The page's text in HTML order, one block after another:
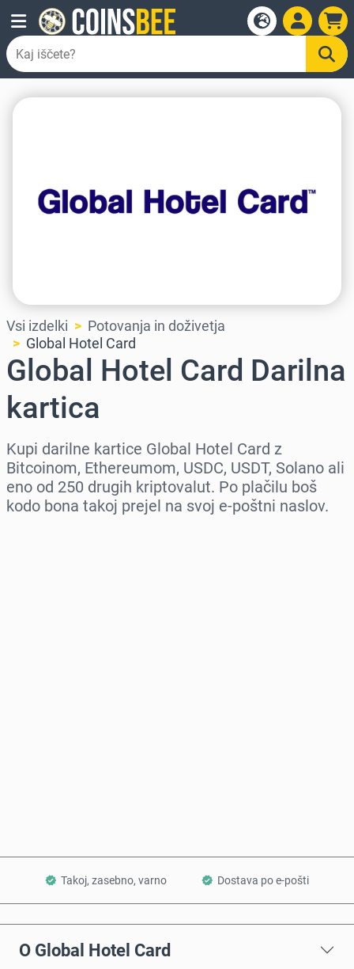
Vsi izdelki
Potovanja in doživetja
Global Hotel Card
Global Hotel Card Darilna
kartica
Kupi darilne kartice Global Hotel Card z
Bitcoinom, Ethereumom, USDC, USDT, Solano ali
eno od 250 drugih kriptovalut. Po plačilu boš
kodo bona takoj prejel na svoj e-poštni naslov.
Takoj, zasebno, varno Dostava po e-pošti
O Global Hotel Card